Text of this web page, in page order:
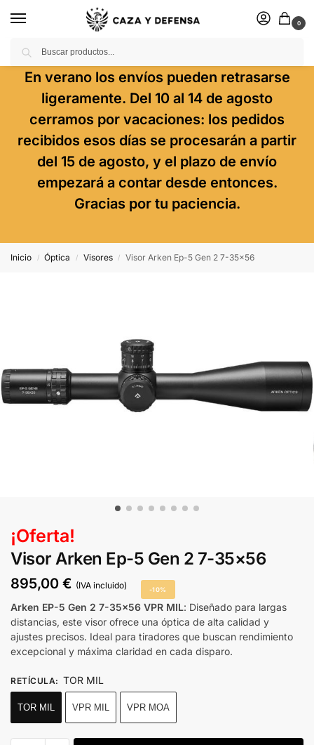
0
En verano los envíos pueden retrasarse
ligeramente. Del 10 al 14 de agosto
cerramos por vacaciones: los pedidos
recibidos esos días se procesarán a partir
del 15 de agosto, y el plazo de envío
empezará a contar desde entonces.
Gracias por tu paciencia.
Inicio / Óptica / Visores / Visor Arken Ep-5 Gen 2 7-35×56
¡Oferta!
Visor Arken Ep-5 Gen 2 7-35×56
895,00 € (IVA incluido) -10%
Arken EP-5 Gen 2 7-35×56 VPR MIL: Diseñado para largas
distancias, este visor ofrece una óptica de alta calidad y
ajustes precisos. Ideal para tiradores que buscan rendimiento
excepcional y máxima claridad en cada disparo.
RETÍCULA: TOR MIL
TOR MIL VPR MIL VPR MOA